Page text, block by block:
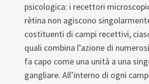
psicologica: i recettori
rètina non agiscono
costituenti di campi recettivi,
quali combina l’azione di
fa capo come una unità a una
gangliare. All’interno di ogni